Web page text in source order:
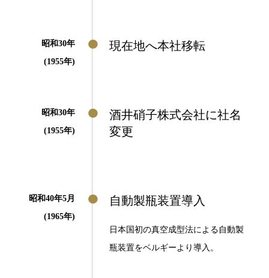
昭和30年
(1955年)
現在地へ本社移転
昭和30年
(1955年)
酒井硝子株式会社に社名
変更
昭和40年5月
(1965年)
自動製瓶装置導入
日本国初の真空成型法による自動製
瓶装置をベルギーより導入。